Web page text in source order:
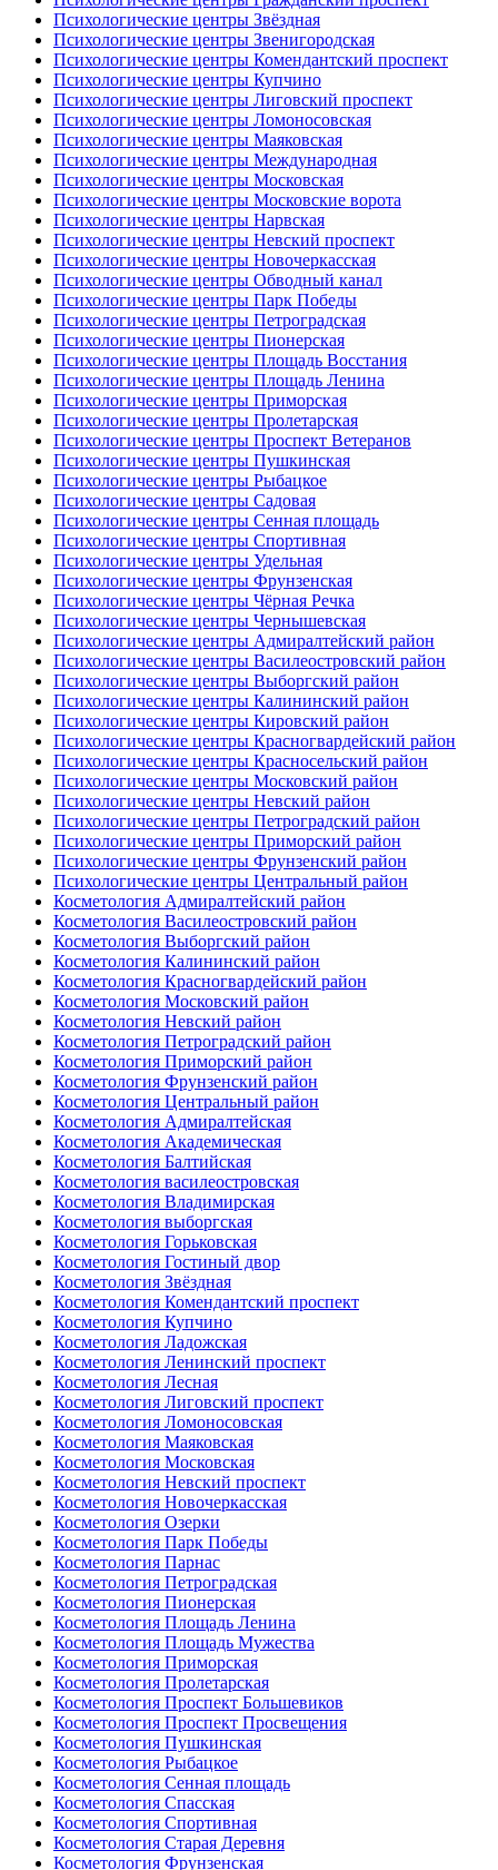
Психологические центры Звёздная
Психологические центры Звенигородская
Психологические центры Комендантский проспект
Психологические центры Купчино
Психологические центры Лиговский проспект
Психологические центры Ломоносовская
Психологические центры Маяковская
Психологические центры Международная
Психологические центры Московская
Психологические центры Московские ворота
Психологические центры Нарвская
Психологические центры Невский проспект
Психологические центры Новочеркасская
Психологические центры Обводный канал
Психологические центры Парк Победы
Психологические центры Петроградская
Психологические центры Пионерская
Психологические центры Площадь Восстания
Психологические центры Площадь Ленина
Психологические центры Приморская
Психологические центры Пролетарская
Психологические центры Проспект Ветеранов
Психологические центры Пушкинская
Психологические центры Рыбацкое
Психологические центры Садовая
Психологические центры Сенная площадь
Психологические центры Спортивная
Психологические центры Удельная
Психологические центры Фрунзенская
Психологические центры Чёрная Речка
Психологические центры Чернышевская
Психологические центры Адмиралтейский район
Психологические центры Василеостровский район
Психологические центры Выборгский район
Психологические центры Калининский район
Психологические центры Кировский район
Психологические центры Красногвардейский район
Психологические центры Красносельский район
Психологические центры Московский район
Психологические центры Невский район
Психологические центры Петроградский район
Психологические центры Приморский район
Психологические центры Фрунзенский район
Психологические центры Центральный район
Косметология Адмиралтейский район
Косметология Василеостровский район
Косметология Выборгский район
Косметология Калининский район
Косметология Красногвардейский район
Косметология Московский район
Косметология Невский район
Косметология Петроградский район
Косметология Приморский район
Косметология Фрунзенский район
Косметология Центральный район
Косметология Адмиралтейская
Косметология Академическая
Косметология Балтийская
Косметология василеостровская
Косметология Владимирская
Косметология выборгская
Косметология Горьковская
Косметология Гостиный двор
Косметология Звёздная
Косметология Комендантский проспект
Косметология Купчино
Косметология Ладожская
Косметология Ленинский проспект
Косметология Лесная
Косметология Лиговский проспект
Косметология Ломоносовская
Косметология Маяковская
Косметология Московская
Косметология Невский проспект
Косметология Новочеркасская
Косметология Озерки
Косметология Парк Победы
Косметология Парнас
Косметология Петроградская
Косметология Пионерская
Косметология Площадь Ленина
Косметология Площадь Мужества
Косметология Приморская
Косметология Пролетарская
Косметология Проспект Большевиков
Косметология Проспект Просвещения
Косметология Пушкинская
Косметология Рыбацкое
Косметология Сенная площадь
Косметология Спасская
Косметология Спортивная
Косметология Старая Деревня
Косметология Фрунзенская